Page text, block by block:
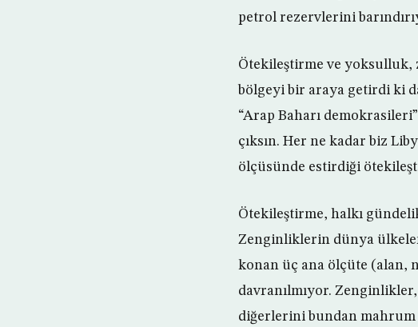
petrol rezervlerini
Ötekileştirme ve yoksulluk,
bölgeyi bir araya getirdi ki
“Arap Baharı
çıksın. Her ne kadar biz
ölçüsünde estirdiği
Ötekileştirme, halkı
Zenginliklerin dünya
konan üç ana ölçüte (alan,
davranılmıyor.
diğerlerini bundan mahrum